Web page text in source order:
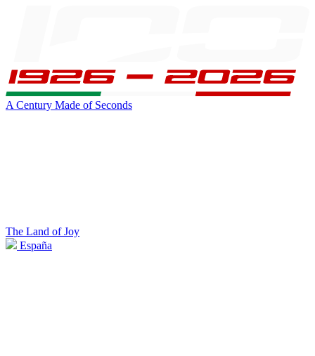
A Century Made of Seconds
The Land of Joy
España